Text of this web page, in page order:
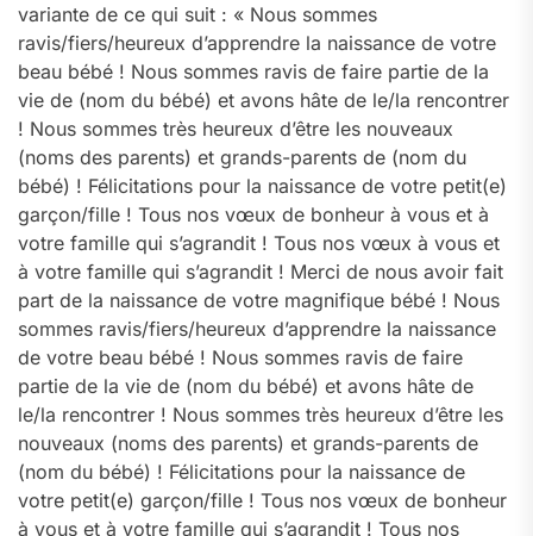
variante de ce qui suit : « Nous sommes
ravis/fiers/heureux d’apprendre la naissance de votre
beau bébé ! Nous sommes ravis de faire partie de la
vie de (nom du bébé) et avons hâte de le/la rencontrer
! Nous sommes très heureux d’être les nouveaux
(noms des parents) et grands-parents de (nom du
bébé) ! Félicitations pour la naissance de votre petit(e)
garçon/fille ! Tous nos vœux de bonheur à vous et à
votre famille qui s’agrandit ! Tous nos vœux à vous et
à votre famille qui s’agrandit ! Merci de nous avoir fait
part de la naissance de votre magnifique bébé ! Nous
sommes ravis/fiers/heureux d’apprendre la naissance
de votre beau bébé ! Nous sommes ravis de faire
partie de la vie de (nom du bébé) et avons hâte de
le/la rencontrer ! Nous sommes très heureux d’être les
nouveaux (noms des parents) et grands-parents de
(nom du bébé) ! Félicitations pour la naissance de
votre petit(e) garçon/fille ! Tous nos vœux de bonheur
à vous et à votre famille qui s’agrandit ! Tous nos